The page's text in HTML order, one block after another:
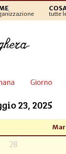
tutte
Giorno
23, 2025
Mar
28